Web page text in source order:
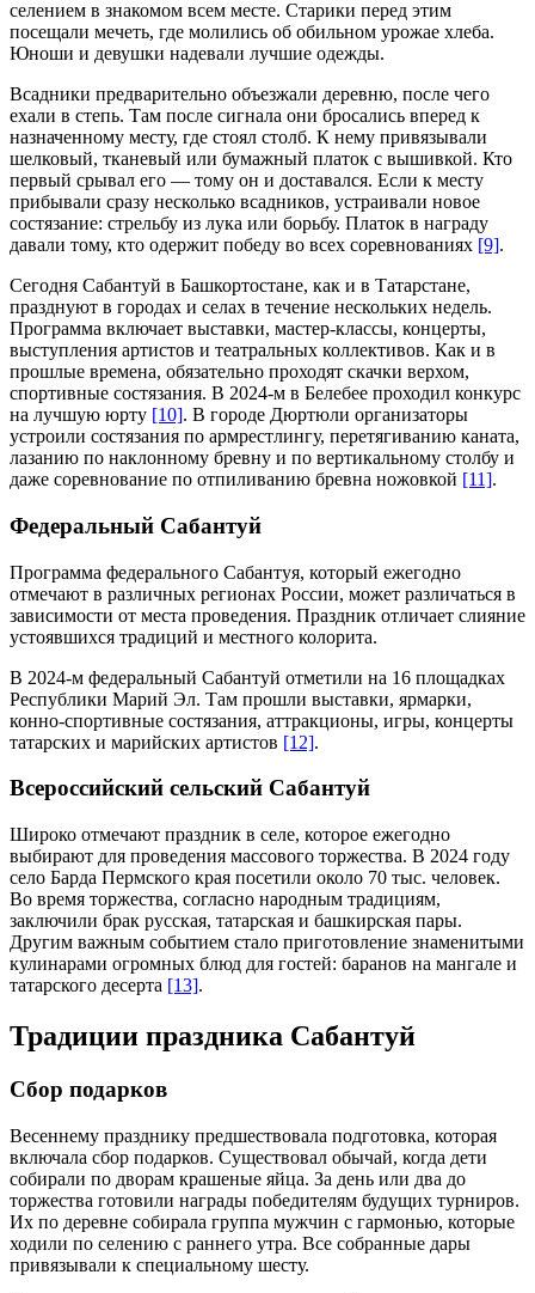
селением в знакомом всем месте. Старики перед этим
посещали мечеть, где молились об обильном урожае хлеба.
Юноши и девушки надевали лучшие одежды.
Всадники предварительно объезжали деревню, после чего
ехали в степь. Там после сигнала они бросались вперед к
назначенному месту, где стоял столб. К нему привязывали
шелковый, тканевый или бумажный платок с вышивкой. Кто
первый срывал его — тому он и доставался. Если к месту
прибывали сразу несколько всадников, устраивали новое
состязание: стрельбу из лука или борьбу. Платок в награду
давали тому, кто одержит победу во всех соревнованиях [9].
Сегодня Сабантуй в Башкортостане, как и в Татарстане,
празднуют в городах и селах в течение нескольких недель.
Программа включает выставки, мастер-классы, концерты,
выступления артистов и театральных коллективов. Как и в
прошлые времена, обязательно проходят скачки верхом,
спортивные состязания. В 2024-м в Белебее проходил конкурс
на лучшую юрту [10]. В городе Дюртюли организаторы
устроили состязания по армрестлингу, перетягиванию каната,
лазанию по наклонному бревну и по вертикальному столбу и
даже соревнование по отпиливанию бревна ножовкой [11].
Федеральный Сабантуй
Программа федерального Сабантуя, который ежегодно
отмечают в различных регионах России, может различаться в
зависимости от места проведения. Праздник отличает слияние
устоявшихся традиций и местного колорита.
В 2024-м федеральный Сабантуй отметили на 16 площадках
Республики Марий Эл. Там прошли выставки, ярмарки,
конно-спортивные состязания, аттракционы, игры, концерты
татарских и марийских артистов [12].
Всероссийский сельский Сабантуй
Широко отмечают праздник в селе, которое ежегодно
выбирают для проведения массового торжества. В 2024 году
село Барда Пермского края посетили около 70 тыс. человек.
Во время торжества, согласно народным традициям,
заключили брак русская, татарская и башкирская пары.
Другим важным событием стало приготовление знаменитыми
кулинарами огромных блюд для гостей: баранов на мангале и
татарского десерта [13].
Традиции праздника Сабантуй
Сбор подарков
Весеннему празднику предшествовала подготовка, которая
включала сбор подарков. Существовал обычай, когда дети
собирали по дворам крашеные яйца. За день или два до
торжества готовили награды победителям будущих турниров.
Их по деревне собирала группа мужчин с гармонью, которые
ходили по селению с раннего утра. Все собранные дары
привязывали к специальному шесту.